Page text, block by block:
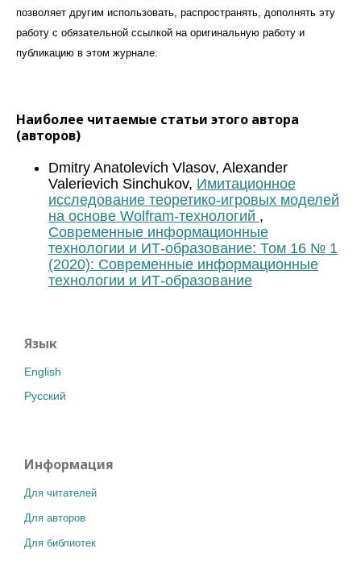
позволяет другим использовать, распространять, дополнять эту
работу с обязательной ссылкой на оригинальную работу и
публикацию в этом журналe.
Наиболее читаемые статьи этого автора
(авторов)
Dmitry Anatolevich Vlasov, Alexander
Valerievich Sinchukov, Имитационное
исследование теоретико-игровых моделей
на основе Wolfram-технологий ,
Современные информационные
технологии и ИТ-образование: Том 16 № 1
(2020): Современные информационные
технологии и ИТ-образование
Язык
English
Русский
Информация
Для читателей
Для авторов
Для библиотек